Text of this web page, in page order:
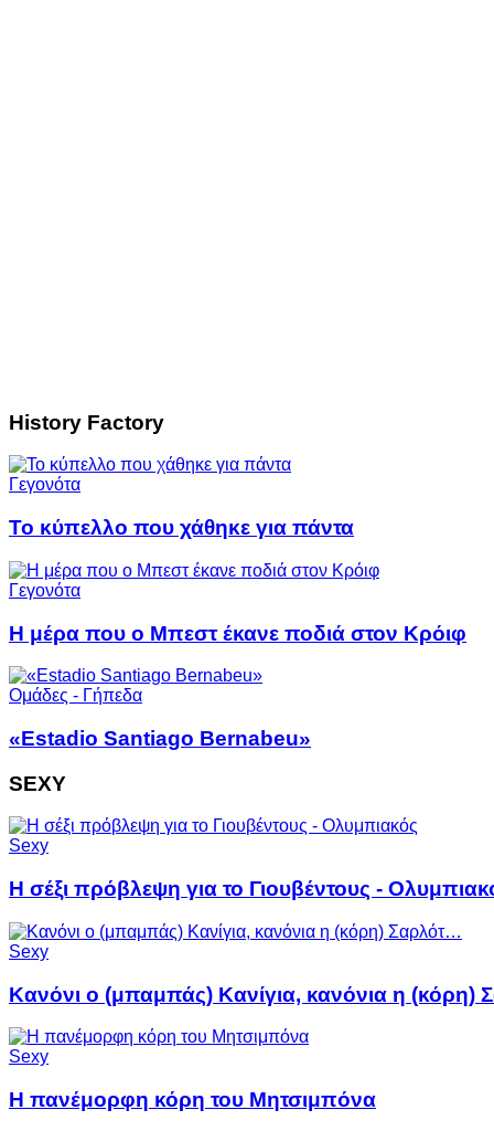
History Factory
Γεγονότα
Το κύπελλο που χάθηκε για πάντα
Γεγονότα
Η μέρα που ο Μπεστ έκανε ποδιά στον Κρόιφ
Ομάδες - Γήπεδα
«Estadio Santiago Bernabeu»
SEXY
Sexy
Η σέξι πρόβλεψη για το Γιουβέντους -
Sexy
Κανόνι ο (μπαμπάς) Κανίγια, κανόνια η (κόρη)
Sexy
Η πανέμορφη κόρη του Μητσιμπόνα